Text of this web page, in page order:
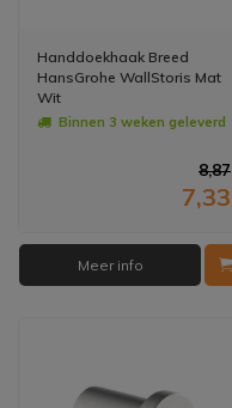
Handdoekhaak Breed
HansGrohe WallStoris Mat
Wit
Binnen 3 weken geleverd
8,87
7,33
Meer info